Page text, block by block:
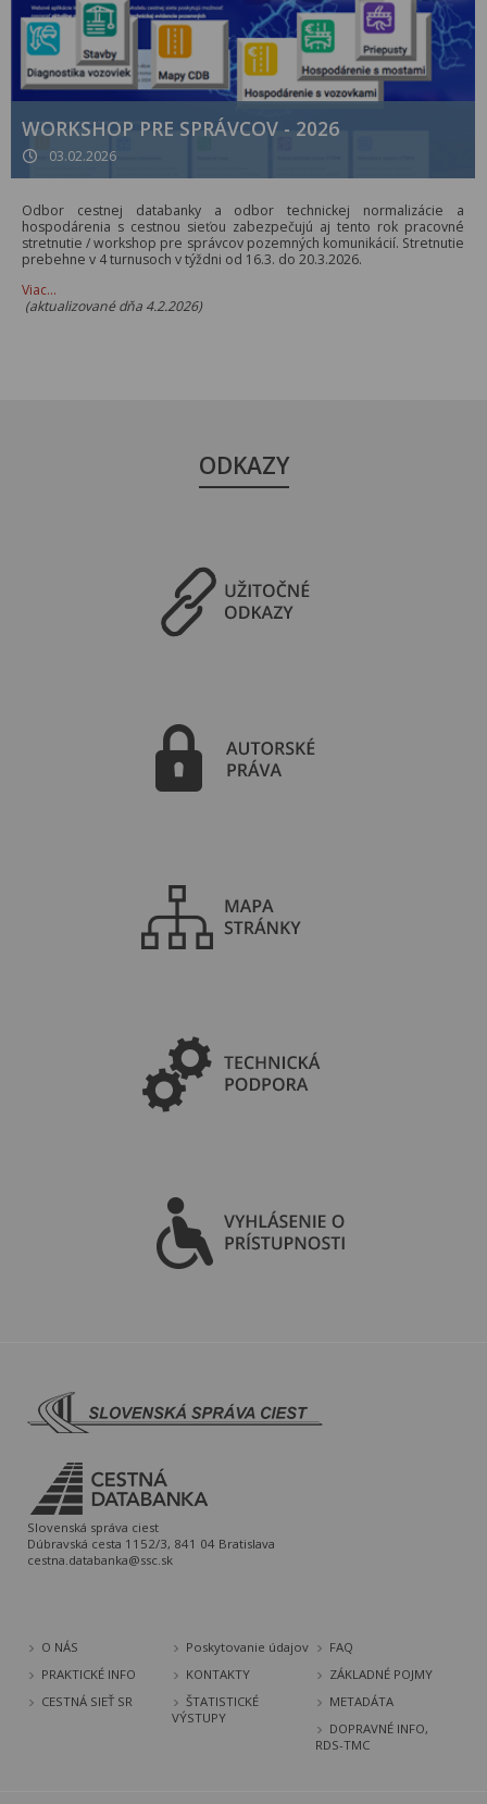
WORKSHOP PRE SPRÁVCOV - 2026
03.02.2026
Odbor cestnej databanky a odbor technickej normalizácie a
hospodárenia s cestnou sieťou zabezpečujú aj tento rok pracovné
stretnutie / workshop pre správcov pozemných komunikácií. Stretnutie
prebehne v 4 turnusoch v týždni od 16.3. do 20.3.2026.
Viac…
(aktualizované dňa 4.2.2026)
ODKAZY
Slovenská správa ciest
Dúbravská cesta 1152/3, 841 04 Bratislava
cestna.databanka@ssc.sk
O NÁS Poskytovanie údajov
FAQ
PRAKTICKÉ INFO
KONTAKTY
ZÁKLADNÉ POJMY
CESTNÁ SIEŤ SR
ŠTATISTICKÉ
VÝSTUPY
METADÁTA
DOPRAVNÉ INFO,
RDS-TMC